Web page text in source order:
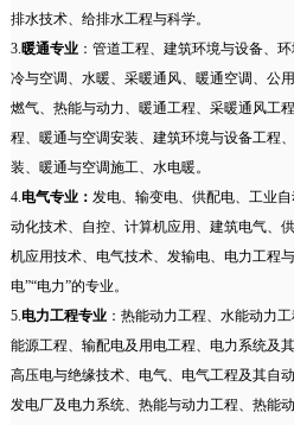
排水技术、给排水工程与科学。
3.暖通专业：管道工程、建筑环境与设备、
冷与空调、水暖、采暖通风、暖通空调、公
燃气、热能与动力、暖通工程、采暖通风工
程、暖通与空调安装、建筑环境与设备工程
装、暖通与空调施工、水电暖。
4.电气专业： 发电、输变电、供配电、工业
动化技术、自控、计算机应用、建筑电气、
机应用技术、电气技术、发输电、电力工程
电”“电力”的专业。
5.电力工程专业：热能动力工程、水能动力
能源工程、输配电及用电工程、电力系统及
高压电与绝缘技术、电气、电气工程及其自
发电厂及电力系统、热能与动力工程、热能